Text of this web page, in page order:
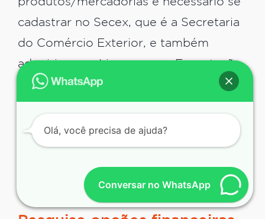
produtos/mercadorias é necessário se
cadastrar no Secex, que é a Secretaria
do Comércio Exterior, e também
adquirir a sua Licença para Exportação
(o famoso LE).
Essas são algumas das necessidades na
hora de realizar exportações. Então,
garanta que sua documentação estará
em dia para começar!Conversar no WhatsApp
Olá, você precisa de ajuda?